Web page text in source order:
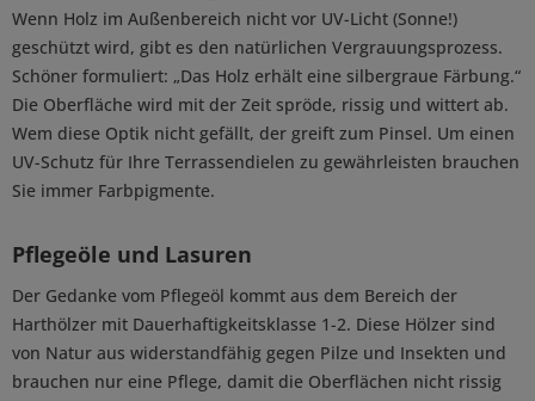
Wenn Holz im Außenbereich nicht vor UV-Licht (Sonne!)
geschützt wird, gibt es den natürlichen Vergrauungsprozess.
Schöner formuliert: „Das Holz erhält eine silbergraue Färbung.“
Die Oberfläche wird mit der Zeit spröde, rissig und wittert ab.
Wem diese Optik nicht gefällt, der greift zum Pinsel. Um einen
UV-Schutz für Ihre Terrassendielen zu gewährleisten brauchen
Sie immer Farbpigmente.
Pflegeöle und Lasuren
Der Gedanke vom Pflegeöl kommt aus dem Bereich der
Harthölzer mit Dauerhaftigkeitsklasse 1-2. Diese Hölzer sind
von Natur aus widerstandfähig gegen Pilze und Insekten und
brauchen nur eine Pflege, damit die Oberflächen nicht rissig